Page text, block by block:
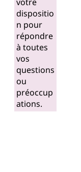
dispositio
n pour
répondre
à toutes
vos
questions
ou
préoccup
ations.